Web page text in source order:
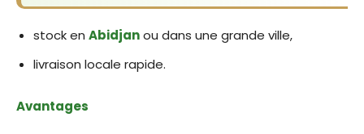
stock en Abidjanou dans une grande ville,
livraison locale rapide.
Avantages